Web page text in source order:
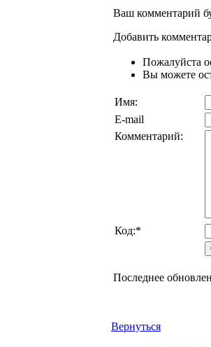
Ваш комментарий
Добавить
Пожалуйста
Вы можете
Имя:
E-mail
Комментарий:
Код:*
Последнее
Вернуться